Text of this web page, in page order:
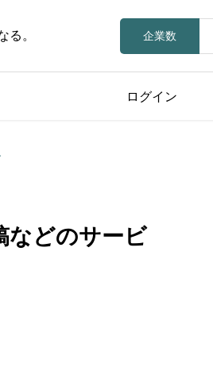
る。 企業数
ログイン
などのサービ